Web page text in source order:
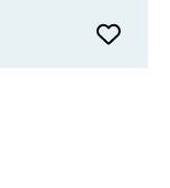
–
auch für
bzw.
Wirtschaft)